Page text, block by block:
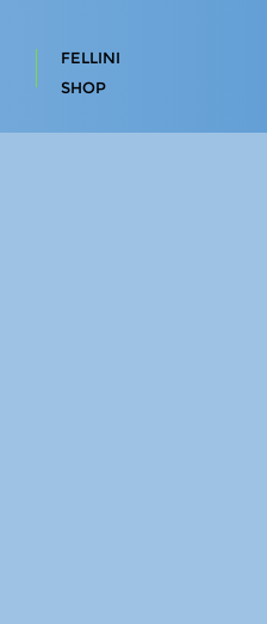
FELLINI
SHOP